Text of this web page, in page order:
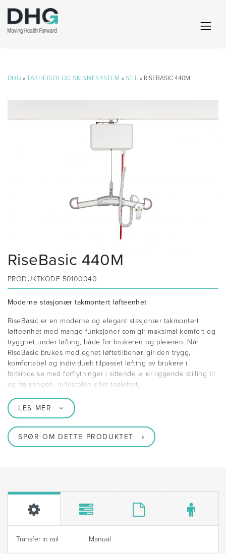
DHG »TAKHEISER OG SKINNESYSTEM » SEIL » RISEBASIC 440M
RiseBasic 440M
PRODUKTKODE 50100040
Moderne stasjonær takmontert løfteenhet
RiseBasic er en moderne og elegant stasjonær takmontert
løfteenhet med mange funksjoner som gir maksimal komfort og
trygghet under løfting, både for brukeren og pleieren. Når
RiseBasic brukes med egnet løftetilbehør, gir den trygg,
komfortabel og individuelt tilpasset løfting av brukere i
forbindelse med forflytninger i sittende eller liggende stilling til
og fra sengen, rullestolen eller toalettet.
LES MER
SPØR OM DETTE PRODUKTET
Transfer in rail Manual